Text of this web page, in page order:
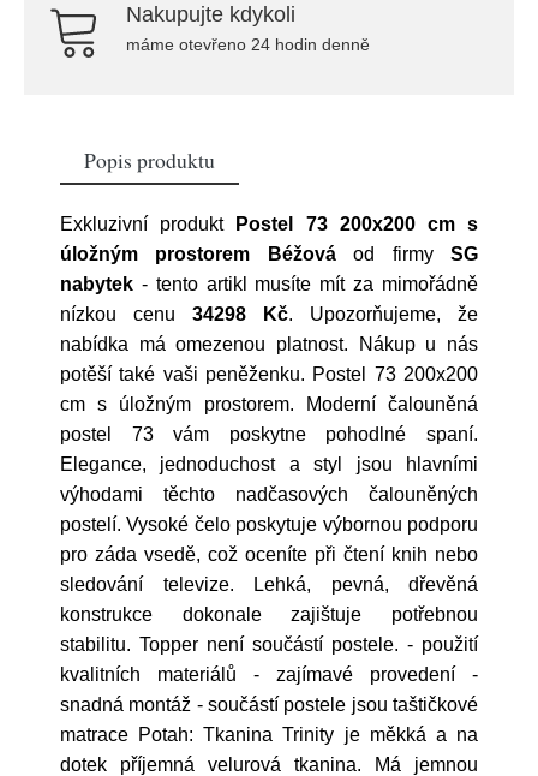
Nakupujte kdykoli
máme otevřeno 24 hodin denně
Popis produktu
Exkluzivní produkt
Postel 73 200x200 cm s
úložným prostorem Béžováod firmySG
nabytek - tento artikl musíte mít za mimořádně
nízkou cenu 34298 Kč. Upozorňujeme, že
nabídka má omezenou platnost. Nákup u nás
potěší také vaši peněženku. Postel 73 200x200
cm s úložným prostorem. Moderní čalouněná
postel 73 vám poskytne pohodlné spaní.
Elegance, jednoduchost a styl jsou hlavními
výhodami těchto nadčasových čalouněných
postelí. Vysoké čelo poskytuje výbornou podporu
pro záda vsedě, což oceníte při čtení knih nebo
sledování televize. Lehká, pevná, dřevěná
konstrukce dokonale zajištuje potřebnou
stabilitu. Topper není součástí postele. - použití
kvalitních materiálů - zajímavé provedení -
snadná montáž - součástí postele jsou taštičkové
matrace Potah: Tkanina Trinity je měkká a na
dotek příjemná velurová tkanina. Má jemnou